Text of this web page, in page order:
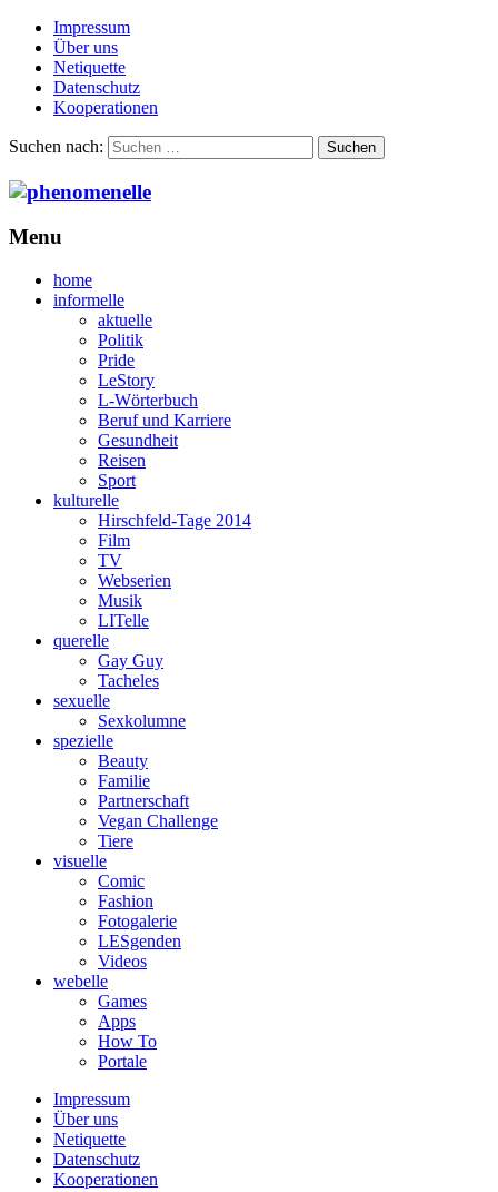
Impressum
Über uns
Netiquette
Datenschutz
Kooperationen
Suchen nach:
Menu
home
informelle
aktuelle
Politik
Pride
LeStory
L-Wörterbuch
Beruf und Karriere
Gesundheit
Reisen
Sport
kulturelle
Hirschfeld-Tage 2014
Film
TV
Webserien
Musik
LITelle
querelle
Gay Guy
Tacheles
sexuelle
Sexkolumne
spezielle
Beauty
Familie
Partnerschaft
Vegan Challenge
Tiere
visuelle
Comic
Fashion
Fotogalerie
LESgenden
Videos
webelle
Games
Apps
How To
Portale
Impressum
Über uns
Netiquette
Datenschutz
Kooperationen